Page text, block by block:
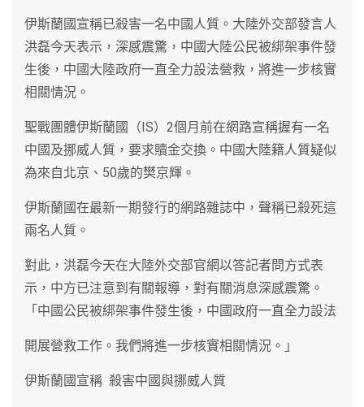
伊斯蘭國宣稱已殺害一名中國人質。大陸外交部發言人
洪磊今天表示，深感震驚，中國大陸公民被綁架事件發
生後，中國大陸政府一直全力設法營救，將進一步核實
相關情況。
聖戰團體伊斯蘭國（IS）2個月前在網路宣稱握有一名
中國及挪威人質，要求贖金交換。中國大陸籍人質疑似
為來自北京、50歲的樊京輝。
伊斯蘭國在最新一期發行的網路雜誌中，聲稱已殺死這
兩名人質。
對此，洪磊今天在大陸外交部官網以答記者問方式表
示，中方已注意到有關報導，對有關消息深感震驚。
「中國公民被綁架事件發生後，中國政府一直全力設法
開展營救工作。我們將進一步核實相關情況。」
伊斯蘭國宣稱 殺害中國與挪威人質